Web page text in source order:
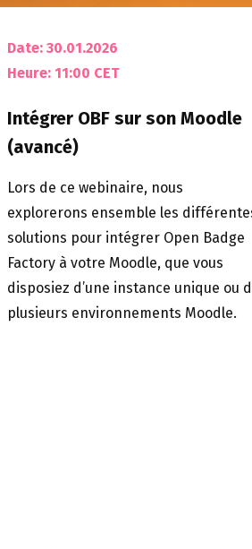
Date: 30.01.2026
Heure: 11:00 CET
Intégrer OBF sur son Moodle
(avancé)
Lors de ce webinaire, nous
explorerons ensemble les
solutions pour intégrer Open Badge
Factory à votre Moodle, que vous
disposiez d’une instance unique ou
plusieurs environnements Moodle.